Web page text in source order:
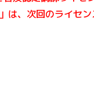
は、次回のライセ